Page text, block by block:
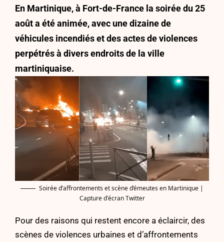
En Martinique, à Fort-de-France la soirée du 25
août a été animée, avec une dizaine de
véhicules incendiés et des actes de violences
perpétrés à divers endroits de la ville
martiniquaise.
Soirée d’affrontements et scène d’émeutes en Martinique |
Capture d'écran Twitter
Pour des raisons qui restent encore a éclaircir, des
scènes de violences urbaines et d’affrontements